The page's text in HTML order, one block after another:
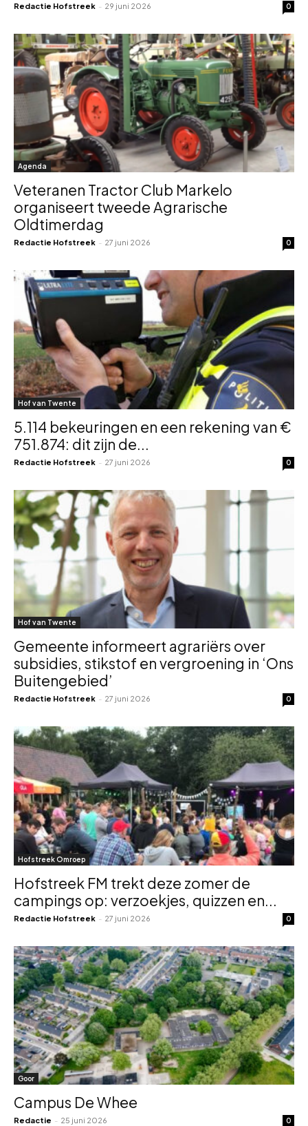
Redactie Hofstreek - 29 juni 2026 0
Agenda
Veteranen Tractor Club Markelo
organiseert tweede Agrarische
Oldtimerdag
Redactie Hofstreek - 27 juni 2026 0
Hof van Twente
5.114 bekeuringen en een rekening van €
751.874: dit zijn de...
Redactie Hofstreek - 27 juni 2026 0
Hof van Twente
Gemeente informeert agrariërs over
subsidies, stikstof en vergroening in ‘Ons
Buitengebied’
Redactie Hofstreek - 27 juni 2026 0
Hofstreek Omroep
Hofstreek FM trekt deze zomer de
campings op: verzoekjes, quizzen en...
Redactie Hofstreek - 27 juni 2026 0
Goor
Campus De Whee
Redactie - 25 juni 2026 0